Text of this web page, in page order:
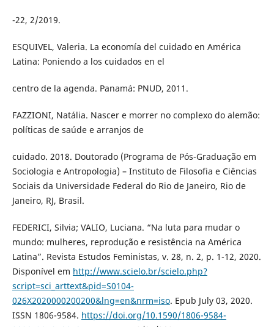
-22, 2/2019.
ESQUIVEL, Valeria. La economía del cuidado en América
Latina: Poniendo a los cuidados en el
centro de la agenda. Panamá: PNUD, 2011.
FAZZIONI, Natália. Nascer e morrer no complexo do alemão:
políticas de saúde e arranjos de
cuidado. 2018. Doutorado (Programa de Pós-Graduação em
Sociologia e Antropologia) – Instituto de Filosofia e Ciências
Sociais da Universidade Federal do Rio de Janeiro, Rio de
Janeiro, RJ, Brasil.
FEDERICI, Silvia; VALIO, Luciana. “Na luta para mudar o
mundo: mulheres, reprodução e resistência na América
Latina”. Revista Estudos Feministas, v. 28, n. 2, p. 1-12, 2020.
Disponível em http://www.scielo.br/scielo.php?
script=sci_arttext&pid=S0104-
026X2020000200200&lng=en&nrm=iso. Epub July 03, 2020.
ISSN 1806-9584. https://doi.org/10.1590/1806-9584-